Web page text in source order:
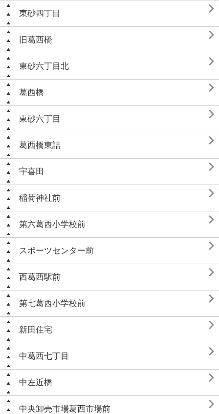
東砂四丁目 
旧葛西橋 
東砂六丁目北 
葛西橋 
東砂六丁目 
葛西橋東詰 
宇喜田 
稲荷神社前 
第六葛西小学校前 
スポーツセンター前 
西葛西駅前 
第七葛西小学校前 
新田住宅 
中葛西七丁目 
中左近橋 
中央卸売市場葛西市場前 